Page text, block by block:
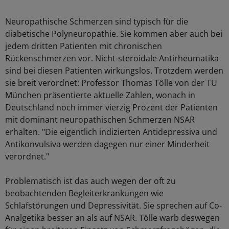
Neuropathische Schmerzen sind typisch für die
diabetische Polyneuropathie. Sie kommen aber auch bei
jedem dritten Patienten mit chronischen
Rückenschmerzen vor. Nicht-steroidale Antirheumatika
sind bei diesen Patienten wirkungslos. Trotzdem werden
sie breit verordnet: Professor Thomas Tölle von der TU
München präsentierte aktuelle Zahlen, wonach in
Deutschland noch immer vierzig Prozent der Patienten
mit dominant neuropathischen Schmerzen NSAR
erhalten. "Die eigentlich indizierten Antidepressiva und
Antikonvulsiva werden dagegen nur einer Minderheit
verordnet."
Problematisch ist das auch wegen der oft zu
beobachtenden Begleiterkrankungen wie
Schlafstörungen und Depressivität. Sie sprechen auf Co-
Analgetika besser an als auf NSAR. Tölle warb deswegen